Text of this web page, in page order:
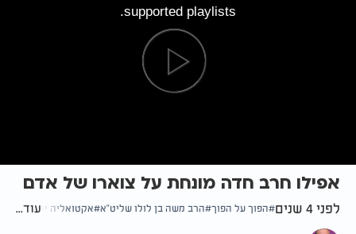
supported playlists.
אפילו חרב חדה מונחת על צוארו של אדם
לפני 4 שנים הפוך על הפוך הרב משה בן לולו שליט"א אקטואליה יהודית
עוד...